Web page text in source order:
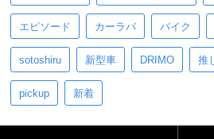
エピソード カーラバ バイク
sotoshiru 新型車 DRIMO 推
pickup 新着